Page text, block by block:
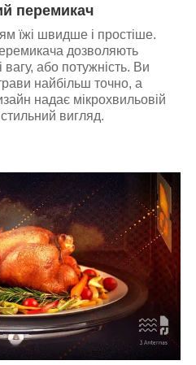
перемикач
їжі швидше і простіше.
дозволяють
або потужність. Ви
найбільш точно, а
надає мікрохвильовій
стильний вигляд.